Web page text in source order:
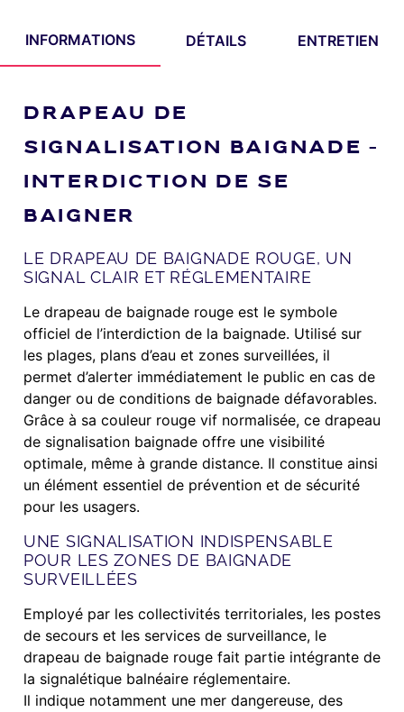
INFORMATIONS DÉTAILS ENTRETIEN
DRAPEAU DE
SIGNALISATION BAIGNADE –
INTERDICTION DE SE
BAIGNER
LE DRAPEAU DE BAIGNADE ROUGE, UN
SIGNAL CLAIR ET RÉGLEMENTAIRE
Le drapeau de baignade rouge est le symbole
officiel de l’interdiction de la baignade. Utilisé sur
les plages, plans d’eau et zones surveillées, il
permet d’alerter immédiatement le public en cas de
danger ou de conditions de baignade défavorables.
Grâce à sa couleur rouge vif normalisée, ce drapeau
de signalisation baignade offre une visibilité
optimale, même à grande distance. Il constitue ainsi
un élément essentiel de prévention et de sécurité
pour les usagers.
UNE SIGNALISATION INDISPENSABLE
POUR LES ZONES DE BAIGNADE
SURVEILLÉES
Employé par les collectivités territoriales, les postes
de secours et les services de surveillance, le
drapeau de baignade rouge fait partie intégrante de
la signalétique balnéaire réglementaire.
Il indique notamment une mer dangereuse, des